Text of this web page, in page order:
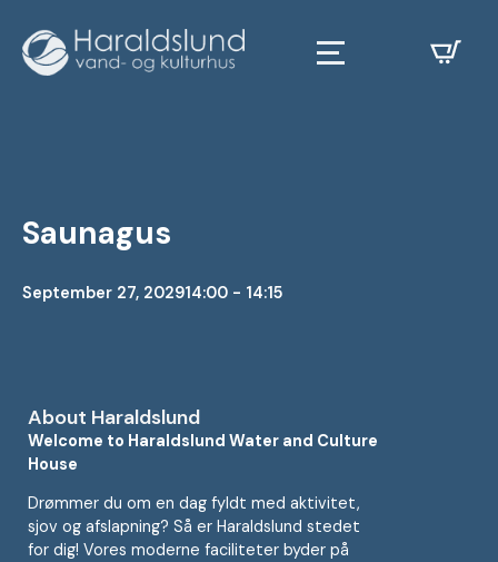
Saunagus
September 27, 202914:00 - 14:15
About Haraldslund
Welcome to Haraldslund Water and Culture
House
Drømmer du om en dag fyldt med aktivitet,
sjov og afslapning? Så er Haraldslund stedet
for dig! Vores moderne faciliteter byder på